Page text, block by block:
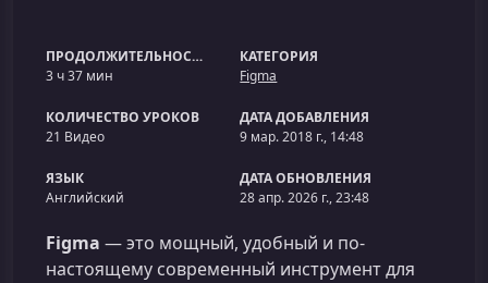
ПРОДОЛЖИТЕЛЬНОСТЬ
3 ч 37 мин
КАТЕГОРИЯ
Figma
КОЛИЧЕСТВО УРОКОВ
21 Видео
ДАТА ДОБАВЛЕНИЯ
9 мар. 2018 г., 14:48
ЯЗЫК
Английский
ДАТА ОБНОВЛЕНИЯ
28 апр. 2026 г., 23:48
Figma — это мощный, удобный и по-
настоящему современный инструмент для